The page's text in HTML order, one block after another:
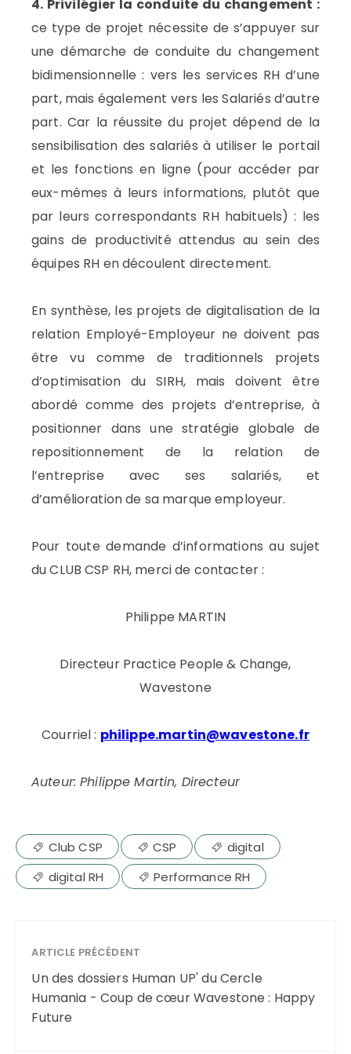
4. Privilégier la conduite du changement :
ce type de projet nécessite de s’appuyer sur
une démarche de conduite du changement
bidimensionnelle : vers les services RH d’une
part, mais également vers les Salariés d’autre
part. Car la réussite du projet dépend de la
sensibilisation des salariés à utiliser le portail
et les fonctions en ligne (pour accéder par
eux-mêmes à leurs informations, plutôt que
par leurs correspondants RH habituels) : les
gains de productivité attendus au sein des
équipes RH en découlent directement.
En synthèse, les projets de digitalisation de la
relation Employé-Employeur ne doivent pas
être vu comme de traditionnels projets
d’optimisation du SIRH, mais doivent être
abordé comme des projets d’entreprise, à
positionner dans une stratégie globale de
repositionnement de la relation de
l’entreprise avec ses salariés, et
d’amélioration de sa marque employeur.
Pour toute demande d’informations au sujet
du CLUB CSP RH, merci de contacter :
Philippe MARTIN
Directeur Practice People & Change,
Wavestone
Courriel : philippe.martin@wavestone.fr
Auteur: Philippe Martin, Directeur
Club CSP CSP
digital
digital RH
Performance RH
ARTICLE PRÉCÉDENT
Un des dossiers Human UP' du Cercle
Humania - Coup de cœur Wavestone : Happy
Future